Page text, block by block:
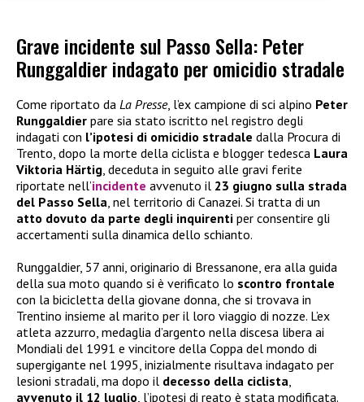
Grave incidente sul Passo Sella: Peter
Runggaldier indagato per omicidio stradale
Come riportato da La Presse, l’ex campione di sci alpino Peter
Runggaldier pare sia stato iscritto nel registro degli
indagati con l’ipotesi di omicidio stradale dalla Procura di
Trento, dopo la morte della ciclista e blogger tedesca Laura
Viktoria Härtig , deceduta in seguito alle gravi ferite
riportate nell’incidente avvenuto il 23 giugno sulla strada
del Passo Sella , nel territorio di Canazei. Si tratta di un
atto dovuto da parte degli inquirenti per consentire gli
accertamenti sulla dinamica dello schianto.
Runggaldier, 57 anni, originario di Bressanone, era alla guida
della sua moto quando si è verificato lo scontro frontale
con la bicicletta della giovane donna, che si trovava in
Trentino insieme al marito per il loro viaggio di nozze. L’ex
atleta azzurro, medaglia d’argento nella discesa libera ai
Mondiali del 1991 e vincitore della Coppa del mondo di
supergigante nel 1995, inizialmente risultava indagato per
lesioni stradali, ma dopo il decesso della ciclista
avvenuto il 12 luglio , l’ipotesi di reato è stata modificata.